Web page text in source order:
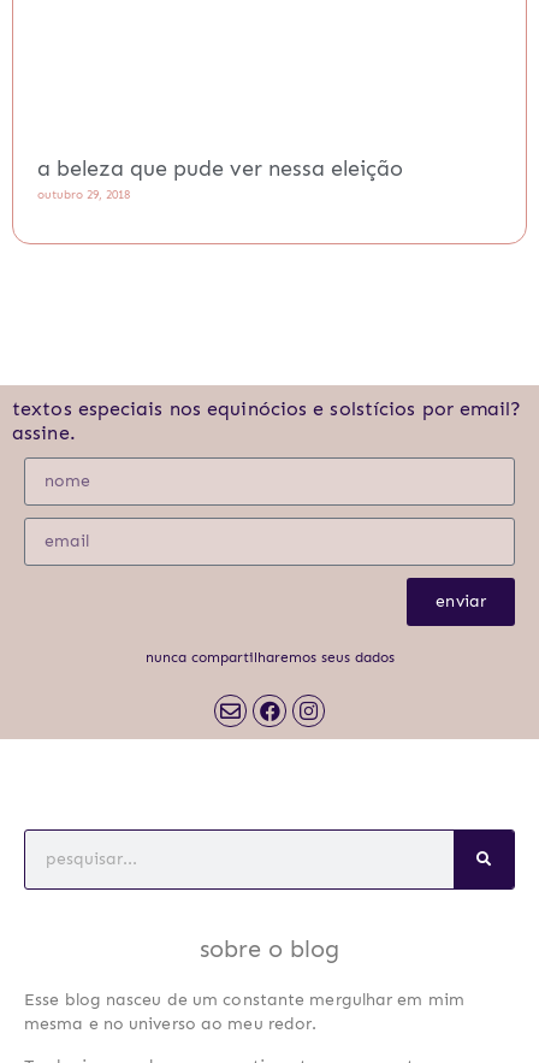
a beleza que pude ver nessa eleição
outubro 29, 2018
textos especiais nos equinócios e solstícios por email?
assine.
enviar
nunca compartilharemos seus dados
sobre o blog
Esse blog nasceu de um constante mergulhar em mim
mesma e no universo ao meu redor.